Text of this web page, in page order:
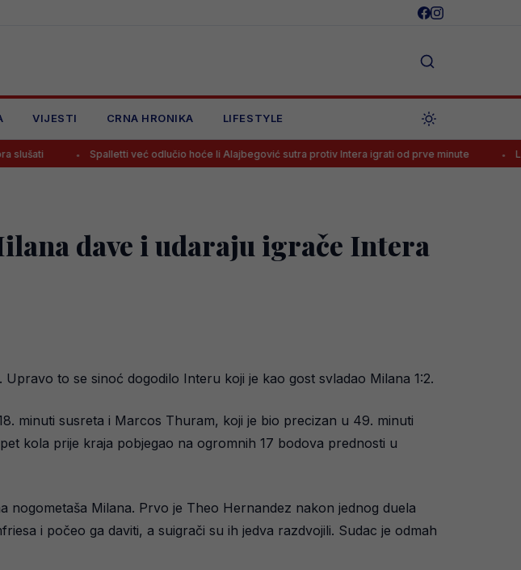
VIJESTI CRNA HRONIKA LIFESTYLE
Spalletti već odlučio hoće li Alajbegović sutra protiv Intera igrati od prve minute Luka Kulenović
dave i udaraju igrače Intera
to se sinoć dogodilo Interu koji je kao gost svladao Milana 1:2.
minuti susreta i Marcos Thuram, koji je bio precizan u 49. minuti
kola prije kraja pobjegao na ogromnih 17 bodova prednosti u
nogometaša Milana. Prvo je Theo Hernandez nakon jednog duela
i počeo ga daviti, a suigrači su ih jedva razdvojili. Sudac je odmah